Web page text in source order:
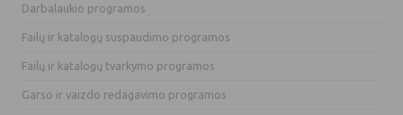
Darbalaukio programos
Failų ir katalogų suspaudimo programos
Failų ir katalogų tvarkymo programos
Garso ir vaizdo redagavimo programos